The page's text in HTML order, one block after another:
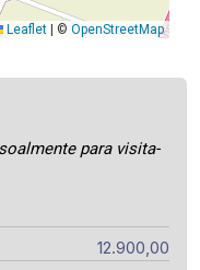
Leaflet | © OpenStreetMap
para visita-
12.900,00